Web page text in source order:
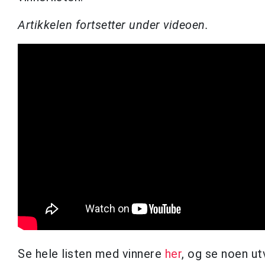
Artikkelen fortsetter under videoen.
Se hele listen med vinnere her, og se noen